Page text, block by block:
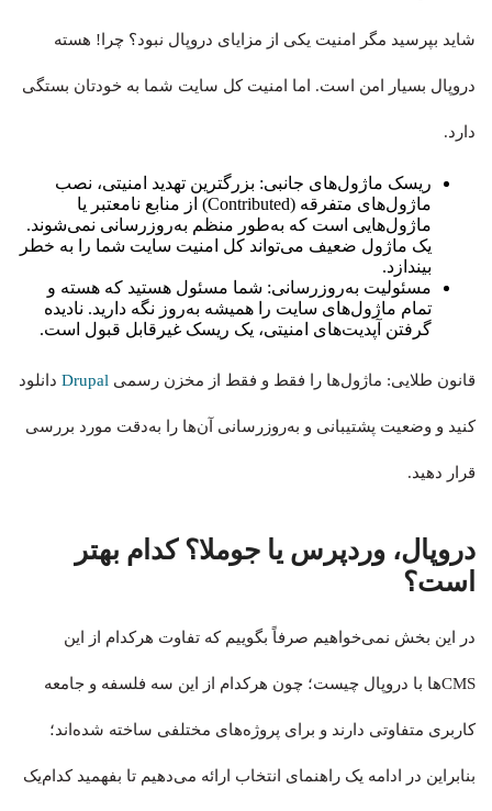
شاید بپرسید مگر امنیت یکی از مزایای دروپال نبود؟ چرا! هسته
دروپال بسیار امن است. اما امنیت کل سایت شما به خودتان بستگی
دارد.
ریسک ماژول‌های جانبی: بزرگترین تهدید امنیتی، نصب
ماژول‌های متفرقه (Contributed) از منابع نامعتبر یا
ماژول‌هایی است که به‌طور منظم به‌روزرسانی نمی‌شوند.
یک ماژول ضعیف می‌تواند کل امنیت سایت شما را به خطر
بیندازد.
مسئولیت به‌روزرسانی: شما مسئول هستید که هسته و
تمام ماژول‌های سایت را همیشه به‌روز نگه دارید. نادیده
گرفتن آپدیت‌های امنیتی، یک ریسک غیرقابل قبول است.
قانون طلایی: ماژول‌ها را فقط و فقط از مخزن رسمی Drupal دانلود
کنید و وضعیت پشتیبانی و به‌روزرسانی آن‌ها را به‌دقت مورد بررسی
قرار دهید.
دروپال، وردپرس یا جوملا؟ کدام بهتر
است؟
در این بخش نمی‌خواهیم صرفاً بگوییم که تفاوت هرکدام از این
CMSها با دروپال چیست؛ چون هرکدام از این سه فلسفه و جامعه
کاربری متفاوتی دارند و برای پروژه‌های مختلفی ساخته شده‌اند؛
بنابراین در ادامه یک راهنمای انتخاب ارائه می‌دهیم تا بفهمید کدام‌یک